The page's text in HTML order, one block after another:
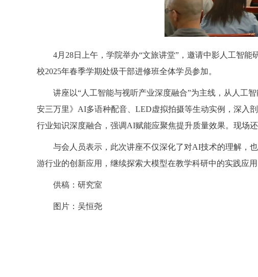
4月28日上午，学院举办“文旅讲堂”，邀请中影人工智
校2025年春季学期处级干部进修班全体学员参加。
讲座以“人工智能与视听产业深度融合”为主线，从人工
安三万里》AI多语种配音、LED虚拟拍摄等生动实例，深入
行业知识深度融合，强调AI赋能应聚焦提升质量效果。现场
与会人员表示，此次讲座不仅深化了对AI技术的理解，
游行业的创新应用，继续探索大模型在教学科研中的实践应
供稿：研究室
图片：吴恒尧